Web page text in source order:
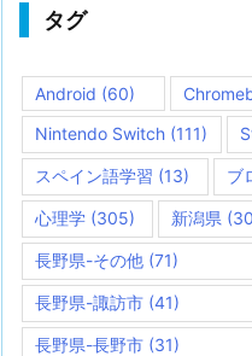
タグ
Android (60)
Nintendo Switch (111)
スペイン語学習 (13) ブ
心理学 (305) 新潟県
長野県-その他 (71)
長野県-諏訪市 (41)
長野県-長野市 (31)